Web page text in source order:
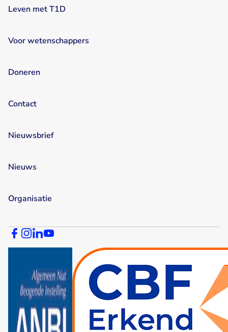
Leven met T1D
Voor wetenschappers
Doneren
Contact
Nieuwsbrief
Nieuws
Organisatie